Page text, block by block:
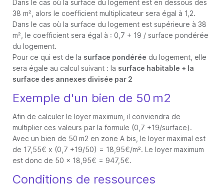
Dans le cas où la surface du logement est en dessous des
38 m², alors le coefficient multiplicateur sera égal à 1,2.
Dans le cas où la surface du logement est supérieure à 38
m², le coefficient sera égal à : 0,7 + 19 / surface pondérée
du logement.
Pour ce qui est de la surface pondérée du logement, elle
sera égale au calcul suivant : la surface habitable + la
surface des annexes divisée par 2
Exemple d'un bien de 50 m2
Afin de calculer le loyer maximum, il conviendra de
multiplier ces valeurs par la formule (0,7 +19/surface).
Avec un bien de 50 m2 en zone A bis, le loyer maximal est
de 17,55€ x (0,7 +19/50) = 18,95€/m². Le loyer maximum
est donc de 50 x 18,95€ = 947,5€.
Conditions de ressources